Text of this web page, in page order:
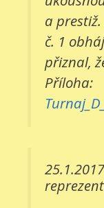
a
č. 1
přiznal,
Příloha:
25.1.2017